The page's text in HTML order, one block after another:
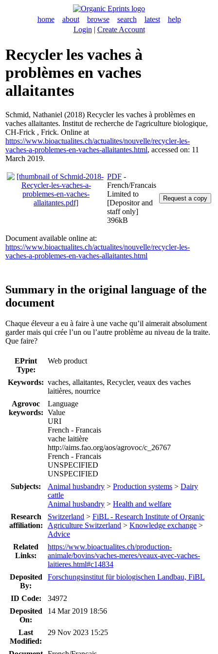
home about browse search latest
help
Login | Create Account
Recycler les vaches à
problèmes en vaches
allaitantes
Schmid, Nathaniel (2018) Recycler les vaches à problèmes en
vaches allaitantes. Institut de recherche de l'agriculture biologique,
CH-Frick , Frick. Online at
https://www.bioactualites.ch/actualites/nouvelle/recycler-les-
vaches-a-problemes-en-vaches-allaitantes.html, accessed on: 11
March 2019.
PDF -
French/Francais
Limited to
[Depositor and
staff only]
396kB
Document available online at:
https://www.bioactualites.ch/actualites/nouvelle/recycler-les-
vaches-a-problemes-en-vaches-allaitantes.html
Summary in the original language of the
document
Chaque éleveur a eu à faire à une vache qu’il aimerait absolument
garder mais qui crée l’un ou l’autre problème au niveau de la traite.
Que faire?
EPrint
Type:
Web product
Keywords: vaches, allaitantes, Recycler, veaux des vaches
laitières, nourrice
Agrovoc
keywords:
Language
Value
URI
French - Francais
vache laitière
http://aims.fao.org/aos/agrovoc/c_26767
French - Francais
UNSPECIFIED
UNSPECIFIED
Subjects:
Animal husbandry > Production systems > Dairy
cattle
Animal husbandry > Health and welfare
Research
affiliation:
Switzerland > FiBL - Research Institute of Organic
Agriculture Switzerland > Knowledge exchange >
Advice
Related
Links:
https://www.bioactualites.ch/production-
animale/bovins/vaches-meres/veaux-avec-vaches-
laitieres.html#c14834
Deposited
By:
Forschungsinstitut für biologischen Landbau, FiBL
ID Code:
34972
Deposited
On:
14 Mar 2019 18:56
Last
Modified:
29 Nov 2023 15:25